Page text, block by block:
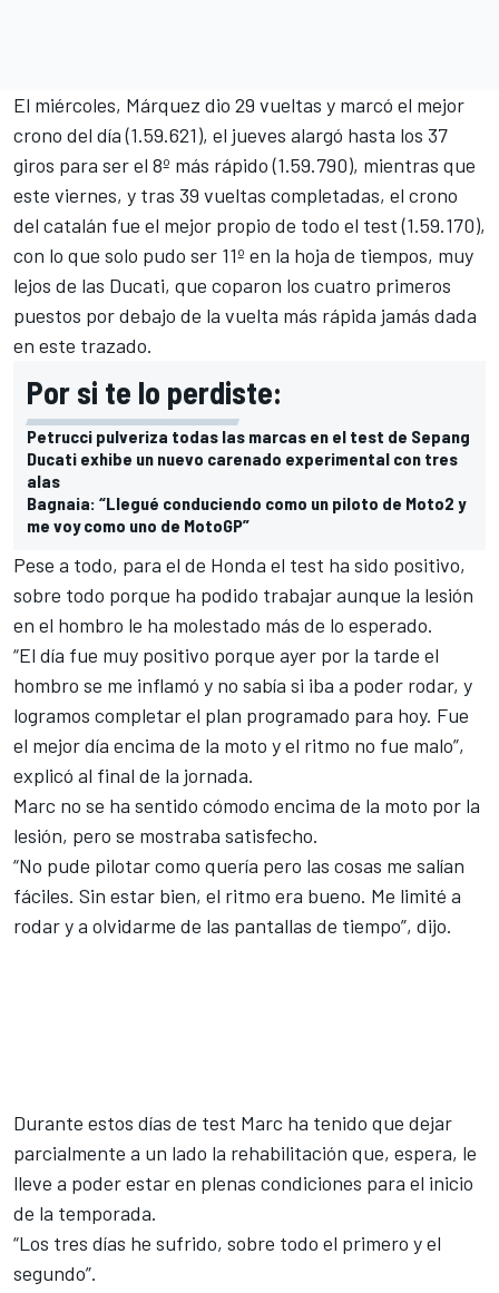
El miércoles, Márquez dio 29 vueltas y marcó el mejor
crono del día(1.59.621), el jueves alargó hasta los 37
giros para ser el 8º más rápido (1.59.790), mientras que
este viernes, y tras 39 vueltas completadas, el crono
del catalán fue el mejor propio de todo el test (1.59.170),
con lo que solo pudo ser 11º en la hoja de tiempos, muy
lejos de las Ducati, que coparon los cuatro primeros
puestos por debajo de la vuelta más rápida jamás dada
en este trazado.
Por si te lo perdiste:
Petrucci pulveriza todas las marcas en el test de Sepang
Ducati exhibe un nuevo carenado experimental con tres
alas
Bagnaia: “Llegué conduciendo como un piloto de Moto2 y
me voy como uno de MotoGP”
Pese a todo, para el de Honda el test ha sido positivo,
sobre todo porque ha podido trabajar aunque la lesión
en el hombro le ha molestado más de lo esperado.
“El día fue muy positivo porque ayer por la tarde el
hombro se me inflamó y no sabía si iba a poder rodar, y
logramos completar el plan programado para hoy. Fue
el mejor día encima de la moto y el ritmo no fue malo”,
explicó al final de la jornada.
Marc no se ha sentido cómodo encima de la moto por la
lesión, pero se mostraba satisfecho.
“No pude pilotar como quería pero las cosas me salían
fáciles. Sin estar bien, el ritmo era bueno. Me limité a
rodar y a olvidarme de las pantallas de tiempo”, dijo.
Durante estos días de test Marc ha tenido que dejar
parcialmente a un lado la rehabilitación que, espera, le
lleve a poder estar en plenas condiciones para el inicio
de la temporada.
“Los tres días he sufrido, sobre todo el primero y el
segundo”.